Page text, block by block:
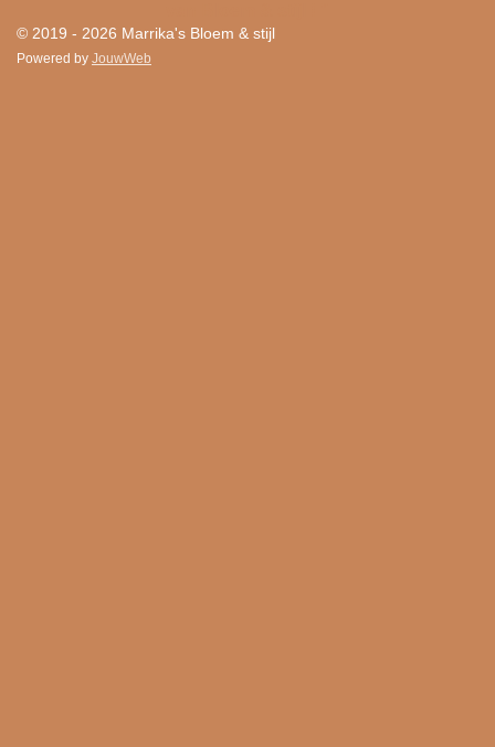
© 2019 - 2026 Marrika's Bloem & stijl
Powered by JouwWeb